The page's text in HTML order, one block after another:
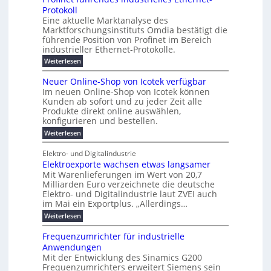
e
r
B
ü
r
o
r
a
t
i
e
u
n
g
e
n
t
l
e
s
t
e
n
a
E
h
e
r
c
a
t
P
l
u
F
e
s
t
e
t
e
e
s
K
a
b
e
l
m
a
n
a
g
m
e
n
t
e
2
0
%
i
m
e
r
s
t
e
n
H
a
l
b
a
h
r
2
0
2
6
w
i
d
n
e
e
r
W
a
g
o
-
C
E
6
W
i
n
k
e
l
s
t
c
k
e
r
f
ü
S
t
r
ö
m
e
b
i
s
5
A
Protokoll
Eine aktuelle Marktanalyse des
Marktforschungsinstituts Omdia bestätigt die
führende Position von Profinet im Bereich
industrieller Ethernet-Protokolle.
Weiterlesen:
P
r
o
f
i
n
e
t
f
ü
h
r
e
n
d
e
s
i
n
u
s
t
r
Neuer Online-Shop von Icotek verfügbar
Im neuen Online-Shop von Icotek können
Kunden ab sofort und zu jeder Zeit alle
Produkte direkt online auswählen,
konfigurieren und bestellen.
Weiterlesen:
N
e
u
e
r
O
n
l
i
n
e
-
S
h
o
p
Elektro- und Digitalindustrie
Elektroexporte wachsen etwas langsamer
Mit Warenlieferungen im Wert von 20,7
Milliarden Euro verzeichnete die deutsche
Elektro- und Digitalindustrie laut ZVEI auch
im Mai ein Exportplus. „Allerdings…
Weiterlesen:
E
e
k
t
r
Frequenzumrichter für industrielle
Anwendungen
Mit der Entwicklung des Sinamics G200
Frequenzumrichters erweitert Siemens sein